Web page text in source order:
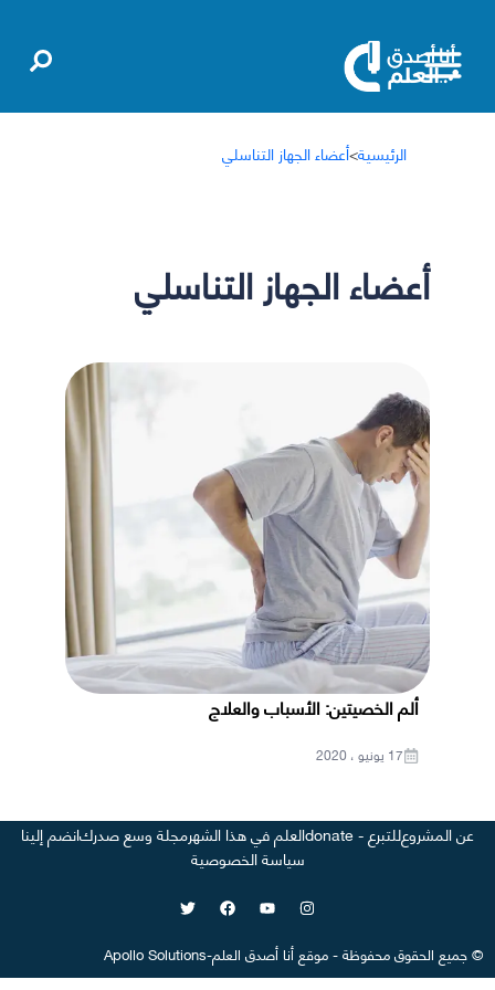
الرئيسية>أعضاء الجهاز التناسلي
أعضاء الجهاز التناسلي
ألم الخصيتين: الأسباب والعلاج
17 يونيو ، 2020
عن المشروعللتبرع - donate العلم في هذا الشهرمجلة وسع صدركانضم إلينا
سياسة الخصوصية
©جميع الحقوق محفوظة-موقع أنا أصدق العلم-
Apollo Solutions